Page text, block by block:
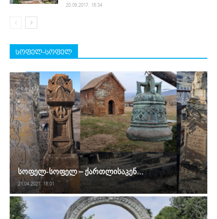
20.09.2017. 18:34
სოფელ-სოფელ
სოფელ-სოფელ – ქართლისაკენ…
21.04.2021. 18:01